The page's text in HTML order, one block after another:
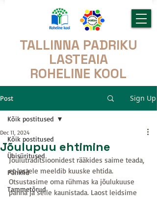
TALLINNA PADRIKU
LASTEAIA
ROHELINE KOOL
Post Sign Up
Kõik postitused
Ühisüritused
Pähklid
Tammetõrud
Kõik postitused
Jõulupuu ehtimine
Dec 11, 2024
Jõulutraditsioonidest rääkides saime teada,
et lastele meeldib kuuske ehtida.
Otsustasime oma rühmas ka jõulukuuse
panna ja selle kaunistada. Laost leidsime